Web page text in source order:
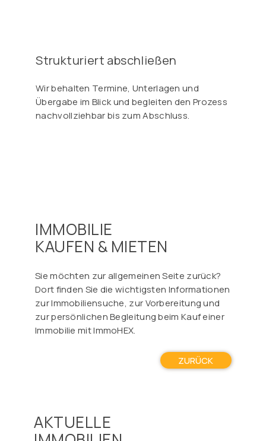
Strukturiert abschließen
Wir behalten Termine, Unterlagen und
Übergabe im Blick und begleiten den Prozess
nachvollziehbar bis zum Abschluss.
IMMOBILIE
KAUFEN & MIETEN
Sie möchten zur allgemeinen Seite zurück?
Dort finden Sie die wichtigsten Informationen
zur Immobiliensuche, zur Vorbereitung und
zur persönlichen Begleitung beim Kauf einer
Immobilie mit ImmoHEX.
ZURÜCK
AKTUELLE